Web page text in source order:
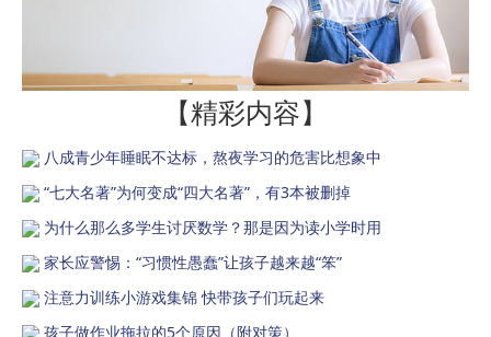
【精彩内容】
八成青少年睡眠不达标，熬夜学习的危害比想象中
“七大名著”为何变成“四大名著”，有3本被删掉
为什么那么多学生讨厌数学？那是因为读小学时用
家长应警惕：“习惯性愚蠢”让孩子越来越“笨”
注意力训练小游戏集锦 快带孩子们玩起来
孩子做作业拖拉的5个原因（附对策）